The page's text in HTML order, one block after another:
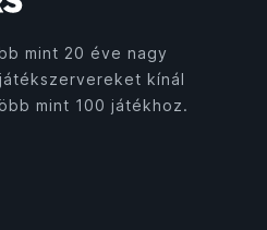
mint 20 éve nagy
kínál
mint 100 játékhoz.